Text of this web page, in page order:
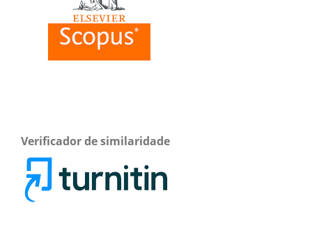
Verificador de similaridade